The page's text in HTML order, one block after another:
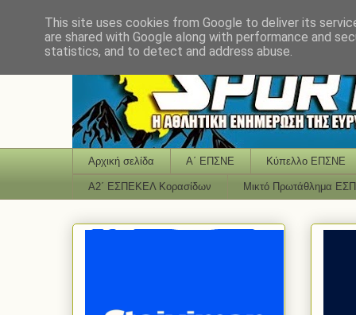
Αρχική σελίδα Α΄ ΕΠΣΝΕ Κύπελλο ΕΠΣΝΕ
Α2΄ ΕΣΠΕΚΕΛ Κορασίδων Μικτό Πρωτάθλημα
This site uses cookies from Google to deliver its
are shared with Google along with performance and
statistics, and to detect and address abuse.